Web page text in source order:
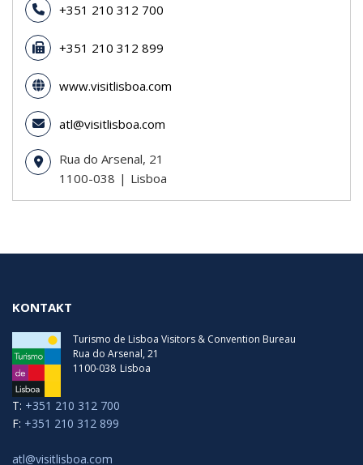
+351 210 312 700
+351 210 312 899
www.visitlisboa.com
atl@visitlisboa.com
Rua do Arsenal, 21
1100-038
Lisboa
KONTAKT
Turismo de Lisboa Visitors & Convention Bureau
Rua do Arsenal, 21
1100-038 Lisboa
T: +351 210 312 700
F: +351 210 312 899
atl@visitlisboa.com